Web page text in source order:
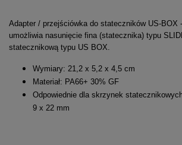
Adapter / przejściówka do stateczników US-BOX
umożliwia nasunięcie fina (statecznika) typu
statecznikową typu US BOX.
Wymiary: 21,2 x 5,2 x 4,5 cm
Materiał: PA66+ 30% GF
Odpowiednie dla skrzynek
9 x 22 mm